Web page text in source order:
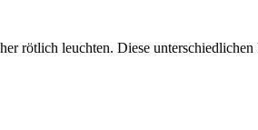
rötlich leuchten. Diese